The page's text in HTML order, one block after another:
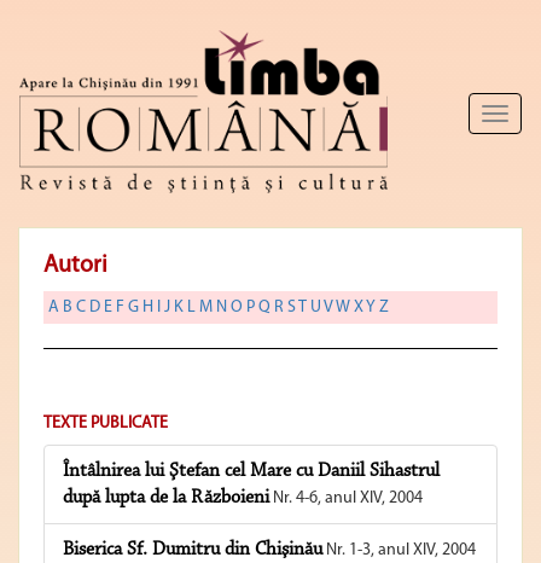
Toggle
Autori
A B C D E F G H I J K L M N O P Q R S T U VW X Y Z
TEXTE PUBLICATE
Întâlnirea lui Ştefan cel Mare cu Daniil Sihastrul
după lupta de la RăzboieniNr. 4-6, anul XIV, 2004
Biserica Sf. Dumitru din ChişinăuNr. 1-3, anul XIV, 2004